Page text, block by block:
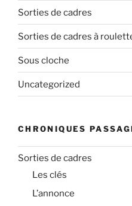
Sorties de cadres
Sorties de cadres à
Sous cloche
Uncategorized
CHRONIQUES
Sorties de cadres
Les clés
L’annonce